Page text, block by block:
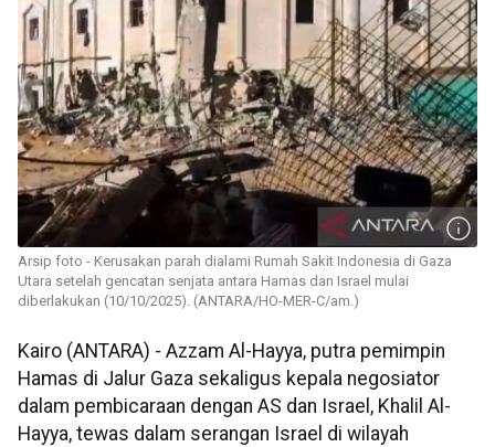
Arsip foto - Kerusakan parah dialami Rumah Sakit Indonesia di Gaza
Utara setelah gencatan senjata antara Hamas dan Israel mulai
diberlakukan (10/10/2025). (ANTARA/HO-MER-C/am.)
Kairo (ANTARA) - Azzam Al-Hayya, putra pemimpin
Hamas di Jalur Gaza sekaligus kepala negosiator
dalam pembicaraan dengan AS dan Israel, Khalil Al-
Hayya, tewas dalam serangan Israel di wilayah